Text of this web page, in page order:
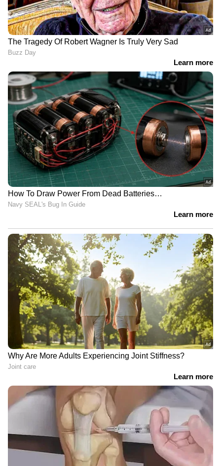
ദേശീയതലത്തില്‍ അംഗീകരിക്കപ്പെട്ട പ്രശസ്‍ത
തെലുങ്ക് സംവിധായകൻ നാഗ് അശ്വിന്റേതാണ്
പ്രഭാസ് നായകനായ ചിത്രം കല്‍ക്കി 2898
എഡി. ദീപിക പദുക്കോണ്‍ നായികയാകുമ്പോള്‍
പ്രഭാസ് ചിത്രത്തില്‍ മറ്റ് പ്രധാന വേഷങ്ങളില്‍
ഉലകനായകൻ കമല്‍ഹാസനൊപ്പം അമിതാഭ്
ബച്ചനും എത്തുന്നുണ്ടെന്നതും
ആവേശത്തിലാക്കുന്നു. ഇതിഹാസ കാവ്യമായ
മഹാഭാരത കാലത്ത് തുടങ്ങുന്നതായിരിക്കും
കല്‍ക്കി 2898 എഡിയുടെ പ്രമേയമെന്ന്
സംവിധായകൻ നാഗ് അശ്വിൻ
വ്യക്തമാക്കിയിരുന്നു. അവസാനിക്കുന്നത് 2898
എഡിയിലുമായിരിക്കുമെന്നും
വ്യക്തമാക്കിയിരുന്നു സംവിധായകൻ നാഗ്
അശ്വിൻ.
Read More: ശിവകാര്‍ത്തികേയന്റെ
നായികയായി രശ്‍മിക മന്ദാന, ചിത്രത്തിന്
സ്റ്റൈലൻ പേര്
ഏഷ്യാനെറ്റ് ന്യൂസ് ലൈവ് കാണാന്‍ ഇവിടെ
ക്ലിക് ചെയ്യുക